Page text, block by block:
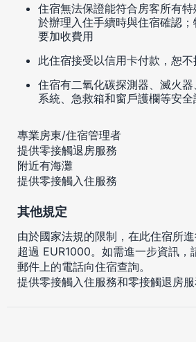
住宿無法保證能符合房客所有
於辦理入住手續時與住宿確認
要加收費用
此住宿接受以信用卡付款，恕
住宿有二氧化碳探測器、滅火
系統、急救箱和窗戶護欄等安全
專業房東/住宿管理者
提供零接觸退房服務
附近有海灘
提供零接觸入住服務
其他規定
由於國家法規的限制，在此住宿所
超過 EUR1000。如需進一步資訊，
郵件上的電話向住宿查詢。
提供零接觸入住服務和零接觸退房服